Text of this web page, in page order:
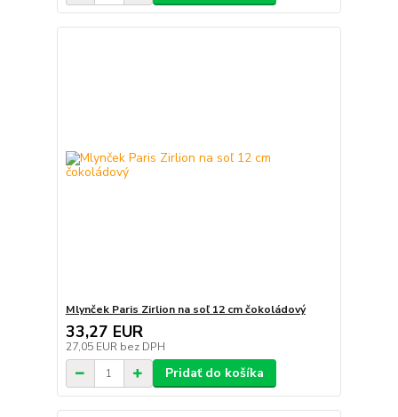
Mlynček Paris Zirlion na soľ 12 cm čokoládový
33,27 EUR
27,05 EUR bez DPH
Pridať do košíka